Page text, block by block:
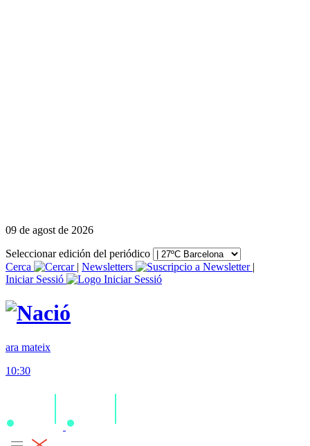
09 de agost de 2026
Seleccionar edición del periódico
Cerca
| Newsletters
|
Iniciar Sessió
ara mateix
10:30